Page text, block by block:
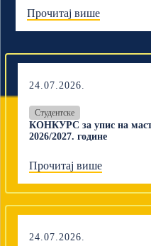
Прочитај више
24.07.2026.
Студентске
КОНКУРС за упис на
2026/2027. године
Прочитај више
24.07.2026.